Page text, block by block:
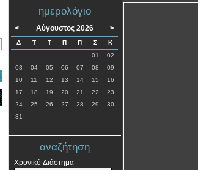
ημερολόγιο
< Αύγουστος 2026 >
Δ Τ Τ Π Π Σ
Κ
01
02
03
04 05 06 07 08
09
10
11 12 13 14 15
16
17
18 19 20 21 22
23
24
25 26 27 28 29
30
31
αναζήτηση
Χρονικό Διάστημα